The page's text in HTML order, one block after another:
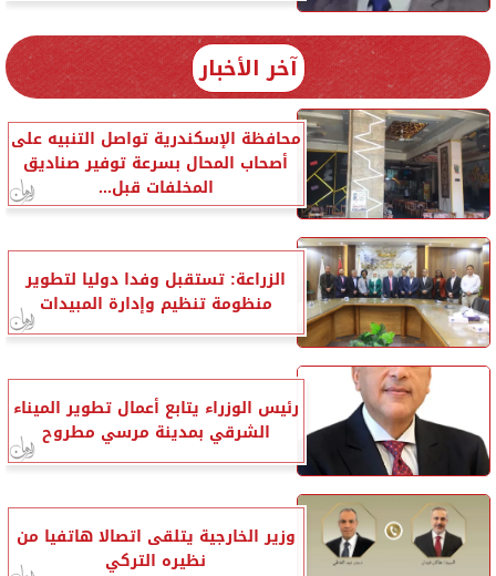
آخر الأخبار
محافظة الإسكندرية تواصل التنبيه على
أصحاب المحال بسرعة توفير صناديق
المخلفات قبل...
الزراعة: تستقبل وفدا دوليا لتطوير
منظومة تنظيم وإدارة المبيدات
رئيس الوزراء يتابع أعمال تطوير الميناء
الشرقي بمدينة مرسي مطروح
وزير الخارجية يتلقى اتصالا هاتفيا من
نظيره التركي